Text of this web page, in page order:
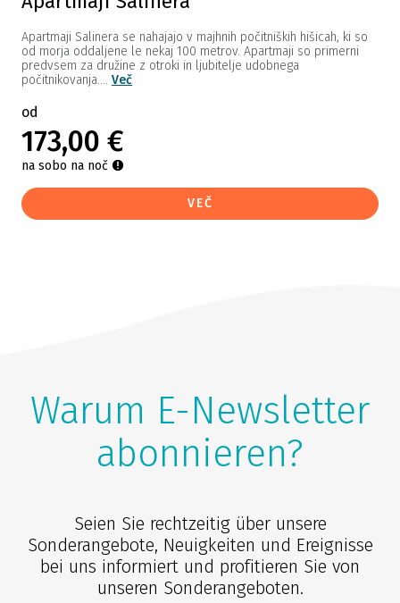
Apartmaji Salinera se nahajajo v majhnih počitniških hišicah, ki so
od morja oddaljene le nekaj 100 metrov. Apartmaji so primerni
predvsem za družine z otroki in ljubitelje udobnega
počitnikovanja.... Več
od
173,00 €
na sobo na noč
VEČ
Warum E-Newsletter
abonnieren?
Seien Sie rechtzeitig über unsere
Sonderangebote, Neuigkeiten und Ereignisse
bei uns informiert und profitieren Sie von
unseren Sonderangeboten.